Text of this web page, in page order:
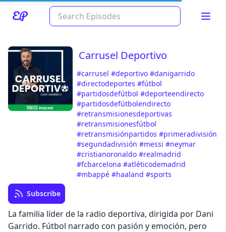
Read about our content policieshere
Cancel
Carrusel Deportivo
#carrusel #deportivo #danigarrido
#directodeportes #fútbol
#partidosdefútbol #deporteendirecto
#partidosdefútbolendirecto
#retransmisionesdeportivas
#retransmisionesfútbol
#retransmisiónpartidos #primeradivisión
#segundadivisión #messi #neymar
#cristianoronaldo #realmadrid
#fcbarcelona #atléticodemadrid
#mbappé #haaland #sports
Subscribe
La familia líder de la radio deportiva, dirigida por Dani
Garrido. Fútbol narrado con pasión y emoción, pero